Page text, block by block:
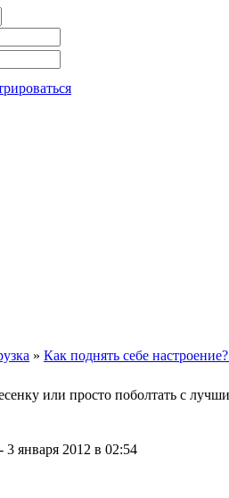
» Как поднять себе
или просто поболтать с
- 3 января 2012 в 02:54